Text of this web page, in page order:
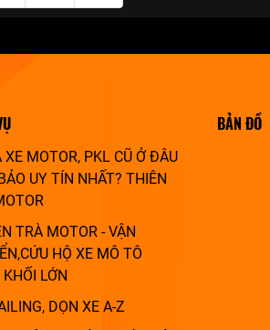
XE MOTOR, PKL CŨ Ở ĐÂU
UY TÍN NHẤT? THIÊN
TRÀ MOTOR - VẬN
HỘ XE MÔ TÔ
LỚN
DỌN XE A-Z
BẢN ĐỒ